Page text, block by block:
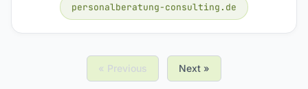
personalberatung-consulting.de
« Previous Next »